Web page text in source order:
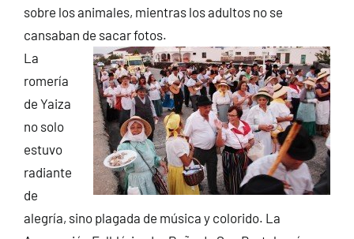
sobre los animales, mientras los adultos no se
cansaban de sacar fotos.
La
romería
de Yaiza
no solo
estuvo
radiante
de
alegría, sino plagada de música y colorido. La